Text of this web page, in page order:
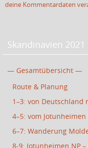
deine Kommentardaten
Skandinavien 2021
— Gesamtübersicht —
Route & Planung
1–3: von Deutschland
4–5: vom
6–7: Wanderung
8-9: Jotunheimen NP